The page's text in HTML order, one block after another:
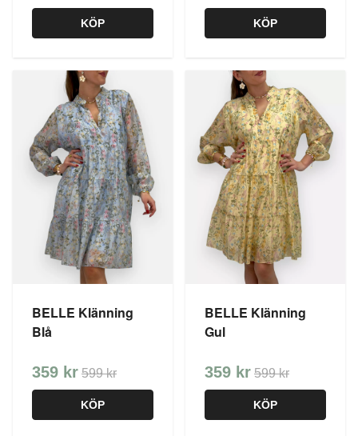
KÖP KÖP
BELLE Klänning
Blå
359 kr 599 kr
KÖP
BELLE Klänning
Gul
359 kr 599 kr
KÖP